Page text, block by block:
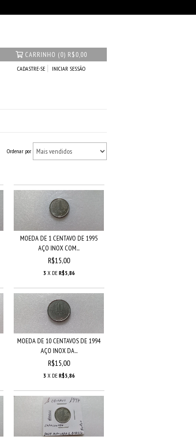
CARRINHO (0) R$0,00
CADASTRE-SE INICIAR SESSÃO
Ordenar por
MOEDA DE 1 CENTAVO DE 1995
AÇO INOX COM...
R$15,00
3 X DE R$5,86
MOEDA DE 10 CENTAVOS DE 1994
AÇO INOX DA...
R$15,00
3 X DE R$5,86